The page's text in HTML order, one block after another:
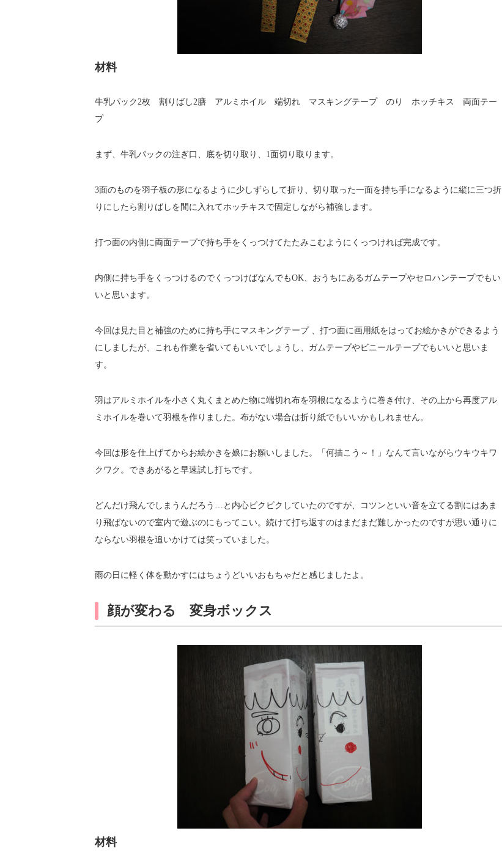
材料
牛乳パック2枚 割りばし2膳 アルミホイル 端切れ マスキングテープ のり ホッチキス 両面テー
プ
まず、牛乳パックの注ぎ口、底を切り取り、1面切り取ります。
3面のものを羽子板の形になるように少しずらして折り、切り取った一面を持ち手になるように縦に三つ折
りにしたら割りばしを間に入れてホッチキスで固定しながら補強します。
打つ面の内側に両面テープで持ち手をくっつけてたたみこむようにくっつければ完成です。
内側に持ち手をくっつけるのでくっつけばなんでもOK、おうちにあるガムテープやセロハンテープでもい
いと思います。
今回は見た目と補強のために持ち手にマスキングテープ 、打つ面に画用紙をはってお絵かきができるよう
にしましたが、これも作業を省いてもいいでしょうし、ガムテープやビニールテープでもいいと思いま
す。
羽はアルミホイルを小さく丸くまとめた物に端切れ布を羽根になるように巻き付け、その上から再度アル
ミホイルを巻いて羽根を作りました。布がない場合は折り紙でもいいかもしれません。
今回は形を仕上げてからお絵かきを娘にお願いしました。「何描こう～！」なんて言いながらウキウキワ
クワク。できあがると早速試し打ちです。
どんだけ飛んでしまうんだろう…と内心ビクビクしていたのですが、コツンといい音を立てる割にはあま
り飛ばないので室内で遊ぶのにもってこい。続けて打ち返すのはまだまだ難しかったのですが思い通りに
ならない羽根を追いかけては笑っていました。
雨の日に軽く体を動かすにはちょうどいいおもちゃだと感じましたよ。
顔が変わる 変身ボックス
材料